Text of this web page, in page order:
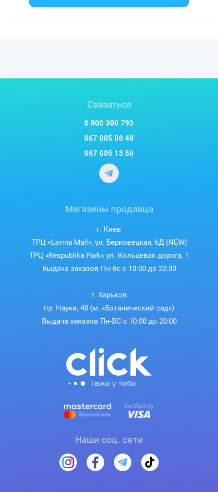
Связаться
0 800 300 793
067 005 08 48
067 005 13 56
Магазины продавца
г. Киев
ТРЦ «Lavina Mall», ул. Берковецкая, 6Д (NEW)
ТРЦ «Respublika Park» ул. Кольцевая дорога, 1
Выдача заказов Пн-Вс с 10:00 до 22:00
г. Харьков
пр. Науки, 48 (м. «Ботанический сад»)
Выдача заказов Пн-ВС с 10:00 до 20:00
Наши соц. сети